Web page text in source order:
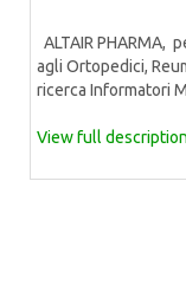
ALTAIR PHARMA,
agli Ortopedici,
ricerca Informatori
View full description